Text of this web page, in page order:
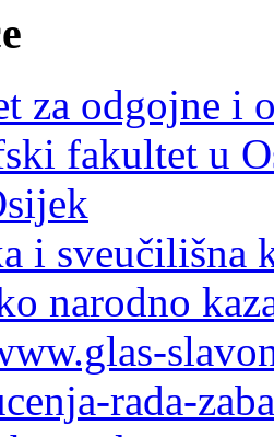
za odgojne i
fakultet u
i sveučilišna
narodno
rada-